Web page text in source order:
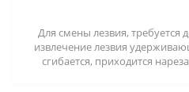
Для смены лезвия, требуется
извлечение лезвия
сгибается, приходится